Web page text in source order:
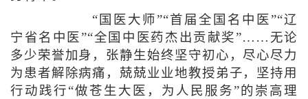
“国医大师”“首届全国名中医”“辽
宁省名中医”“全国中医药杰出贡献奖”……无论
多少荣誉加身，张静生始终坚守初心，尽心尽力
为患者解除病痛，兢兢业业地教授弟子，坚持用
行动践行“做苍生大医，为人民服务”的崇高理